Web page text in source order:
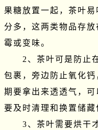
果糖放置一起，茶叶
分多，这两类物品存
霉或变味。
2、茶叶可是防止在
包裹，旁边防止氧化
期要拿出来透透气，
要及时清理和换置储藏
3、茶叶需要烘干才